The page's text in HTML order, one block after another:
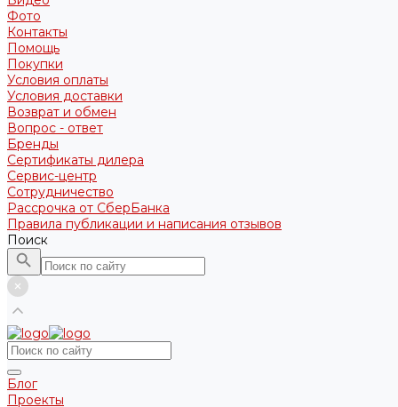
Фото
Контакты
Помощь
Покупки
Условия оплаты
Условия доставки
Возврат и обмен
Вопрос - ответ
Бренды
Сертификаты дилера
Сервис-центр
Сотрудничество
Рассрочка от СберБанка
Правила публикации и написания отзывов
Поиск
Блог
Проекты